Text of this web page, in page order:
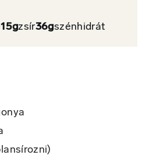
15gzsír36gszénhidrát